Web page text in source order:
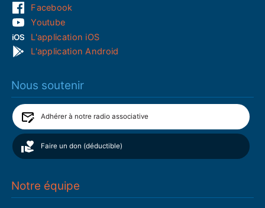
Facebook
Youtube
L'application iOS
L'application Android
Nous soutenir
Adhérer à notre radio associative
Faire un don (déductible)
Notre équipe